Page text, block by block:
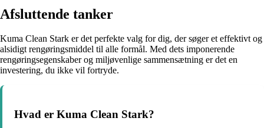
Afsluttende tanker
Kuma Clean Stark er det perfekte valg for dig, der søger et effektivt og
alsidigt rengøringsmiddel til alle formål. Med dets imponerende
rengøringsegenskaber og miljøvenlige sammensætning er det en
investering, du ikke vil fortryde.
Hvad er Kuma Clean Stark?